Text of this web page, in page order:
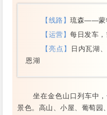
【线路】琉森——蒙
【运营】每日发车
【亮点】
日内瓦湖
恩湖
坐在金色山口列车中
景色。高山、小屋、葡萄